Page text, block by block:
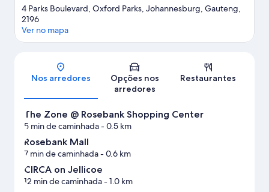
4 Parks Boulevard, Oxford Parks, Johannesburg, Gauteng,
2196
Ver no mapa
Nos arredores
Opções nos
arredores
Restaurantes
The Zone @ Rosebank Shopping Center
5 min de caminhada- 0.5 km
Rosebank Mall
7 min de caminhada- 0.6 km
CIRCA on Jellicoe
12 min de caminhada- 1.0 km